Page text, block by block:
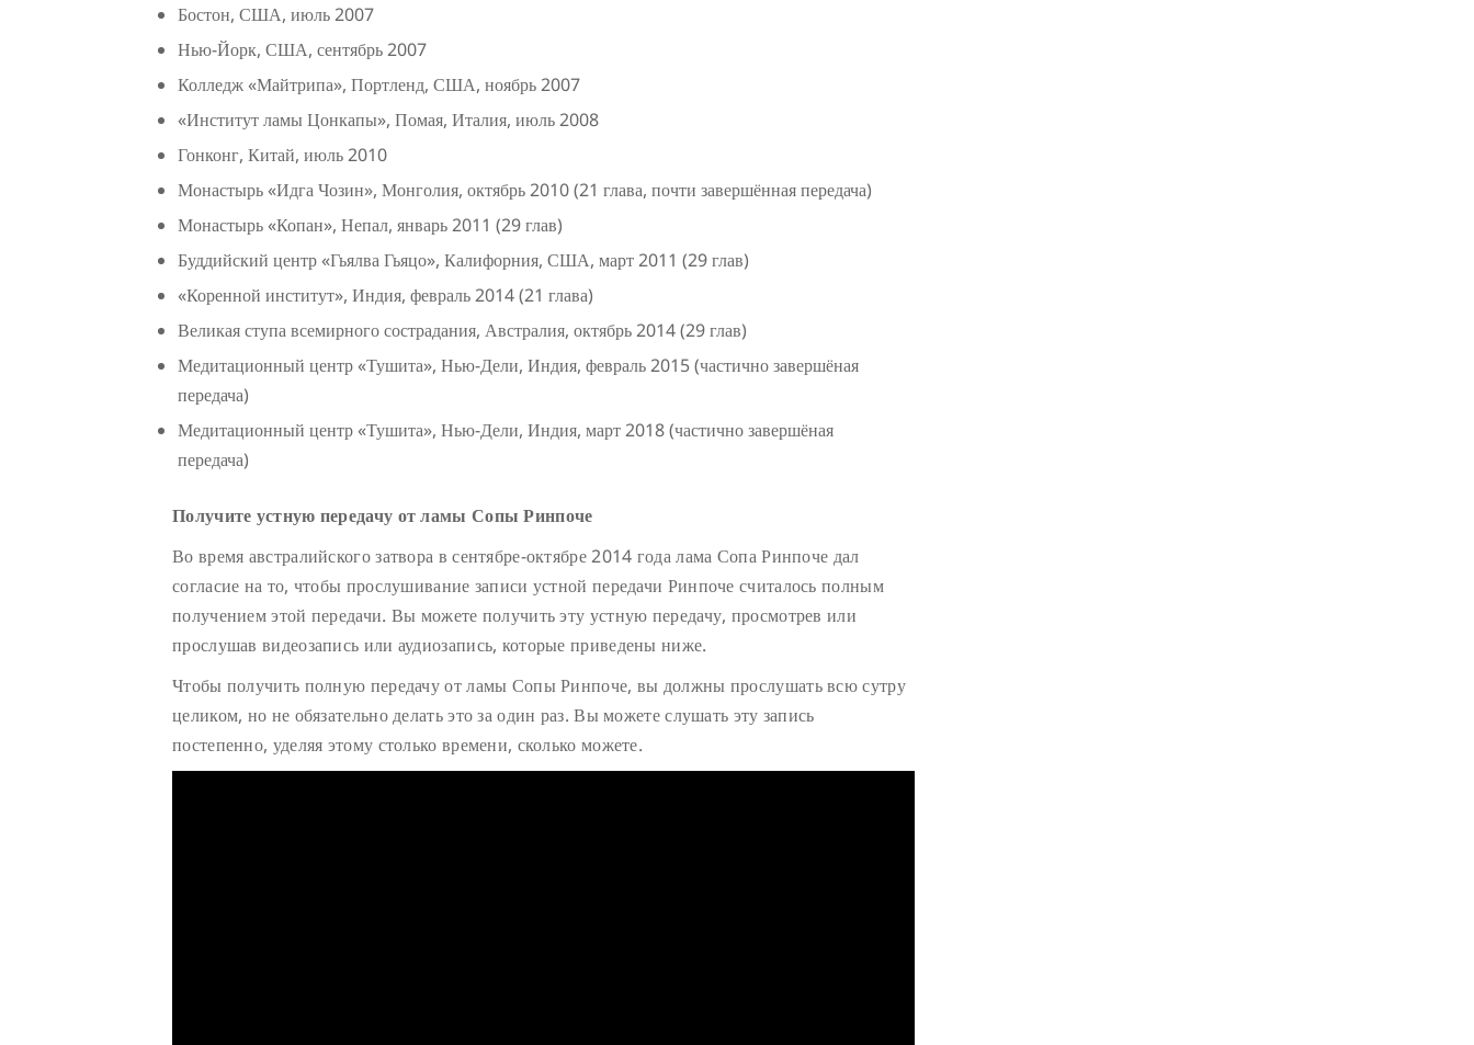
Бостон, США, июль 2007
Нью-Йорк, США, сентябрь 2007
Колледж «Майтрипа», Портленд, США, ноябрь 2007
«Институт ламы Цонкапы», Помая, Италия, июль 2008
Гонконг, Китай, июль 2010
Монастырь «Идга Чозин», Монголия, октябрь 2010 (21 глава, почти завершённая передача)
Монастырь «Копан», Непал, январь 2011 (29 глав)
Буддийский центр «Гьялва Гьяцо», Калифорния, США, март 2011 (29 глав)
«Коренной институт», Индия, февраль 2014 (21 глава)
Великая ступа всемирного сострадания, Австралия, октябрь 2014 (29 глав)
Медитационный центр «Тушита», Нью-Дели, Индия, февраль 2015 (частично завершёная
передача)
Медитационный центр «Тушита», Нью-Дели, Индия, март 2018 (частично завершёная
передача)
Получите устную передачу от ламы Сопы Ринпоче
Во время австралийского затвора в сентябре-октябре 2014 года лама Сопа Ринпоче дал
согласие на то, чтобы прослушивание записи устной передачи Ринпоче считалось полным
получением этой передачи. Вы можете получить эту устную передачу, просмотрев или
прослушав видеозапись или аудиозапись, которые приведены ниже.
Чтобы получить полную передачу от ламы Сопы Ринпоче, вы должны прослушать всю сутру
целиком, но не обязательно делать это за один раз. Вы можете слушать эту запись
постепенно, уделяя этому столько времени, сколько можете.